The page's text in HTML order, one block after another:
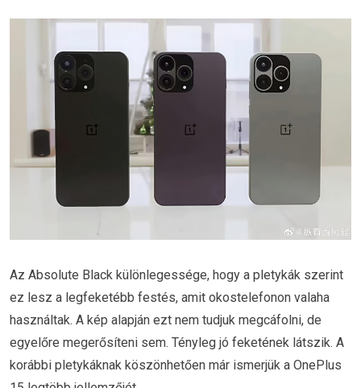
Az Absolute Black különlegessége, hogy a pletykák szerint
ez lesz a legfeketébb festés, amit okostelefonon valaha
használtak. A kép alapján ezt nem tudjuk megcáfolni, de
egyelőre megerősíteni sem. Tényleg jó feketének látszik. A
korábbi pletykáknak köszönhetően már ismerjük a OnePlus